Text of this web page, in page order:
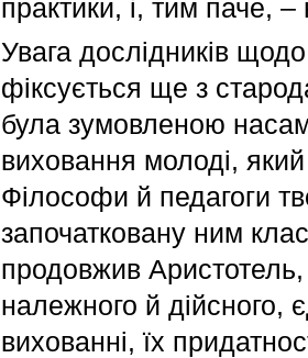
практики, і, тим паче, –
Увага дослідників
фіксується ще з
була зумовленою
виховання молоді,
Філософи й педагоги
започатковану ним
продовжив Аристотель,
належного й дійсного,
вихованні, їх